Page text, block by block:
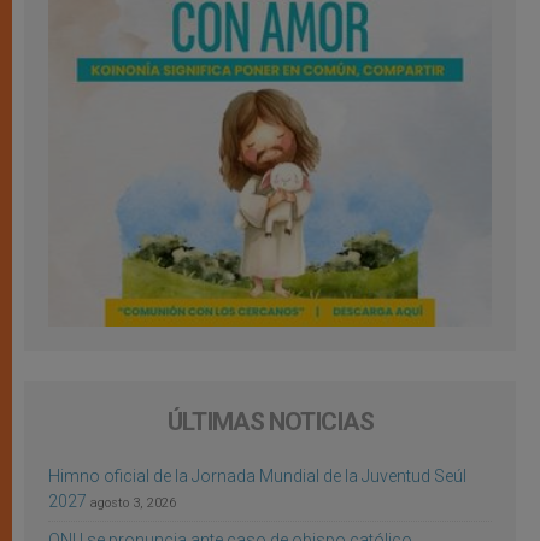
ÚLTIMAS NOTICIAS
Himno oficial de la Jornada Mundial de la Juventud Seúl
2027 agosto 3, 2026